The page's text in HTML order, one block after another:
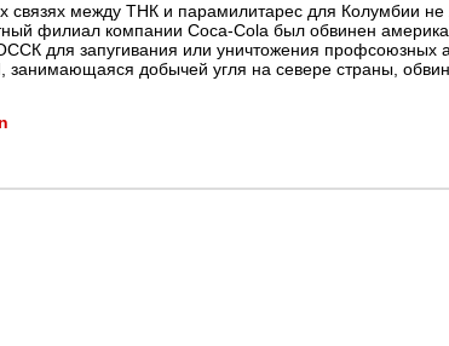
связях между ТНК и парамилитарес для Колумбии
филиал компании Coca-Cola был обвинен
для запугивания или уничтожения профсоюзных
занимающаяся добычей угля на севере страны,